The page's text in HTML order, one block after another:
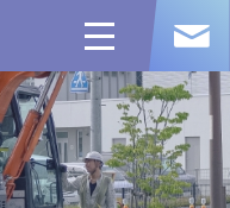
toggle
navigation